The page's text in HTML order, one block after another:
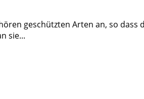
geschützten Arten an, so
sie...